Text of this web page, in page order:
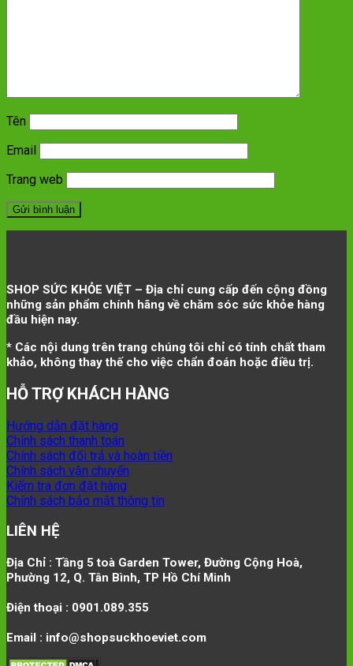
Tên
Email
Trang web
SHOP SỨC KHỎE VIỆT – Địa chỉ cung cấp đến cộng đồng
những sản phẩm chính hãng về chăm sóc sức khỏe hàng
đầu hiện nay.
* Các nội dung trên trang chúng tôi chỉ có tính chất tham
khảo, không thay thế cho việc chẩn đoán hoặc điều trị.
HỖ TRỢ KHÁCH HÀNG
Hướng dẫn đặt hàng
Chính sách thanh toán
Chính sách đổi trả và hoàn tiền
Chính sách vận chuyển
Kiểm tra đơn đặt hàng
Chính sách bảo mật thông tin
LIÊN HỆ
Địa Chỉ : Tầng 5 toà Garden Tower, Đường Cộng Hoà,
Phường 12, Q. Tân Bình, TP Hồ Chí Minh
Điện thoại : 0901.089.355
Email : info@shopsuckhoeviet.com